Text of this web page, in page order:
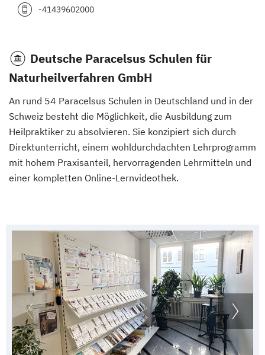
-41439602000
Deutsche Paracelsus Schulen für
Naturheilverfahren GmbH
An rund 54 Paracelsus Schulen in Deutschland und in der
Schweiz besteht die Möglichkeit, die Ausbildung zum
Heilpraktiker zu absolvieren. Sie konzipiert sich durch
Direktunterricht, einem wohldurchdachten Lehrprogramm
mit hohem Praxisanteil, hervorragenden Lehrmitteln und
einer kompletten Online-Lernvideothek.